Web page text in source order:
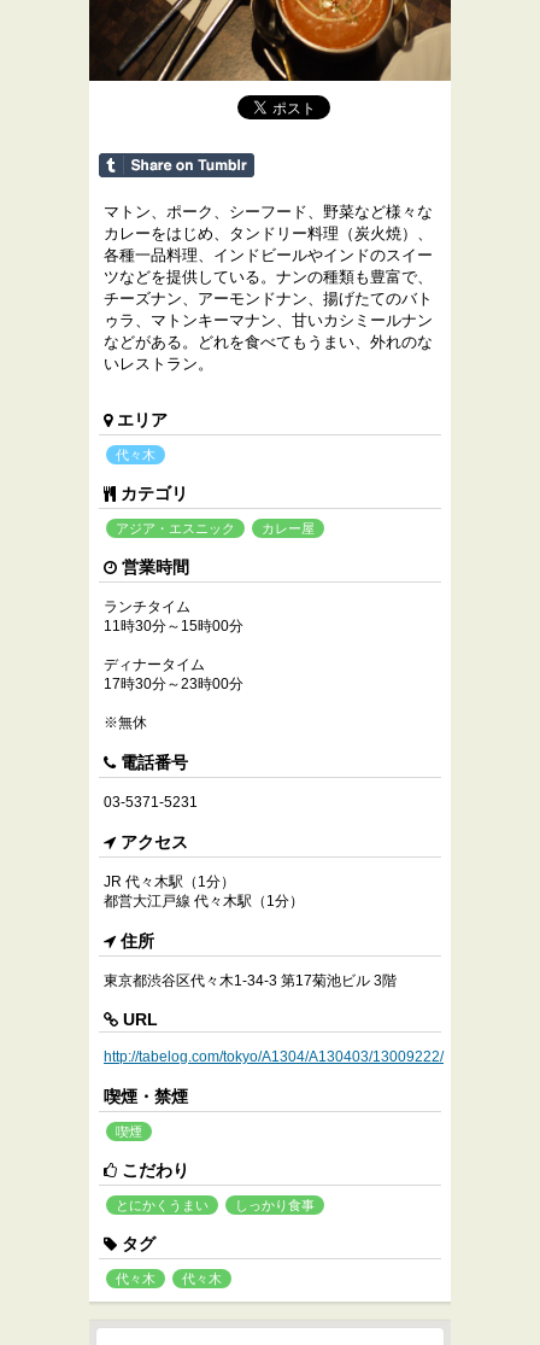
マトン、ポーク、シーフード、野菜など様々な
カレーをはじめ、タンドリー料理（炭火焼）、
各種一品料理、インドビールやインドのスイー
ツなどを提供している。ナンの種類も豊富で、
チーズナン、アーモンドナン、揚げたてのバト
ゥラ、マトンキーマナン、甘いカシミールナン
などがある。どれを食べてもうまい、外れのな
いレストラン。
エリア
代々木
カテゴリ
アジア・エスニック カレー屋
営業時間
ランチタイム
11時30分～15時00分
ディナータイム
17時30分～23時00分
※無休
電話番号
03-5371-5231
アクセス
JR 代々木駅（1分）
都営大江戸線 代々木駅（1分）
住所
東京都渋谷区代々木1-34-3 第17菊池ビル 3階
URL
http://tabelog.com/tokyo/A1304/A130403/13009222/
喫煙・禁煙
喫煙
こだわり
とにかくうまい しっかり食事
タグ
代々木 代々木